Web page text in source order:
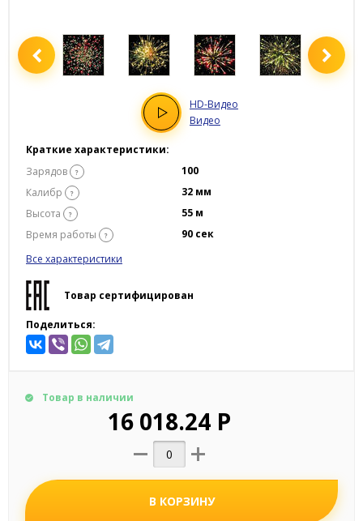
HD-Видео
Видео
Краткие характеристики:
Зарядов
?
100
Калибр
?
32 мм
Высота
?
55 м
Время работы
?
90 сек
Все характеристики
Товар сертифицирован
Поделиться:
Товар в наличии
16 018.24 Р
В КОРЗИНУ